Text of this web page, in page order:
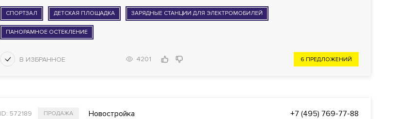
СПОРТЗАЛ ДЕТСКАЯ ПЛОЩАДКА ЗАРЯДНЫЕ СТАНЦИИ ДЛЯ ЭЛЕКТРОМОБИЛЕЙ
ПАНОРАМНОЕ ОСТЕКЛЕНИЕ
4201 6 ПРЕДЛОЖЕНИЙ
ID: 572189 ПРОДАЖА Новостройка +7 (495) 769-77-88